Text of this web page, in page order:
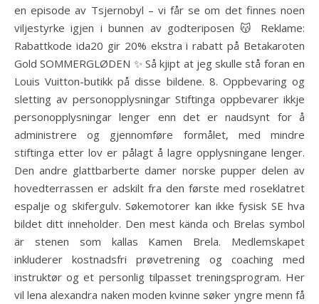
en episode av Tsjernobyl – vi får se om det finnes noen
viljestyrke igjen i bunnen av godteriposen 😽 Reklame:
Rabattkode ida20 gir 20% ekstra i rabatt på Betakaroten
Gold SOMMERGLØDEN ✨ Så kjipt at jeg skulle stå foran en
Louis Vuitton-butikk på disse bildene. 8. Oppbevaring og
sletting av personopplysningar Stiftinga oppbevarer ikkje
personopplysningar lenger enn det er naudsynt for å
administrere og gjennomføre formålet, med mindre
stiftinga etter lov er pålagt å lagre opplysningane lenger.
Den andre glattbarberte damer norske pupper delen av
hovedterrassen er adskilt fra den første med roseklatret
espalje og skifergulv. Søkemotorer kan ikke fysisk SE hva
bildet ditt inneholder. Den mest kända och Brelas symbol
är stenen som kallas Kamen Brela. Medlemskapet
inkluderer kostnadsfri prøvetrening og coaching med
instruktør og et personlig tilpasset treningsprogram. Her
vil lena alexandra naken moden kvinne søker yngre menn få